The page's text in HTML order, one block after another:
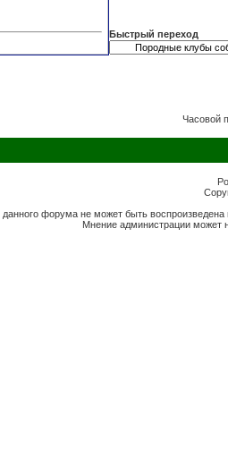
Быстрый переход
Часовой
данного форума не может быть
Мнение администрации может